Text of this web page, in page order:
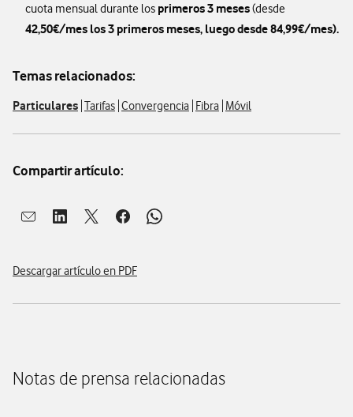
cuota mensual durante los primeros 3 meses(desde
42,50€/mes los 3 primeros meses, luego desde 84,99€/mes).
Temas relacionados:
Particulares Tarifas Convergencia Fibra Móvil
Compartir artículo:
Abrir ventana para compartir en mail
Abrir ventana para compartir en linkedin
Abrir ventana para compartir en twitter
Abrir ventana para compartir en facebook
Abrir ventana para compartir en
Descargar artículo en PDF
Notas de prensa relacionadas